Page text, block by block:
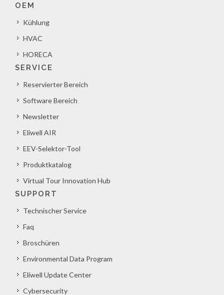
OEM
Kühlung
HVAC
HORECA
SERVICE
Reservierter Bereich
Software Bereich
Newsletter
Eliwell AIR
EEV-Selektor-Tool
Produktkatalog
Virtual Tour Innovation Hub
SUPPORT
Technischer Service
Faq
Broschüren
Environmental Data Program
Eliwell Update Center
Cybersecurity